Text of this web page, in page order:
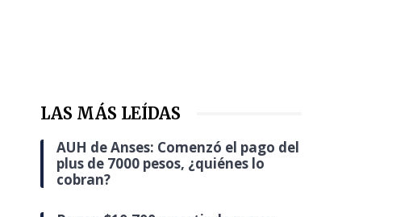
LAS MÁS LEÍDAS
AUH de Anses: Comenzó el pago del
plus de 7000 pesos, ¿quiénes lo
cobran?